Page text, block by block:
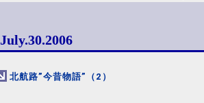
July.30.2006
北航路”今昔物語”（2）